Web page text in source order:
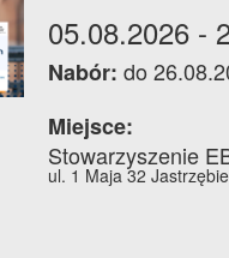
05.08.2026 -
Nabór: do
Miejsce:
Stowarzyszenie
ul. 1 Maja 32